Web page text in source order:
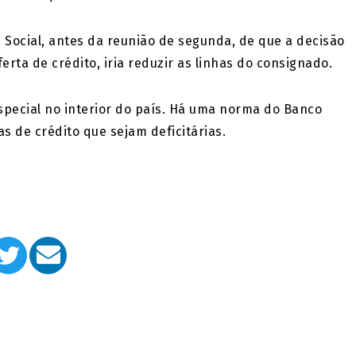
antes da reunião de segunda, de que a decisão
de crédito, iria reduzir as linhas do consignado.
no interior do país. Há uma norma do Banco
de crédito que sejam deficitárias.